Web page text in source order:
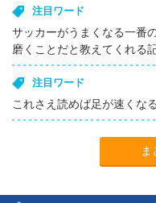
注目ワード
サッカーがうまくなる一番
磨くことだと教えてくれる
注目ワード
これさえ読めば足が速くな